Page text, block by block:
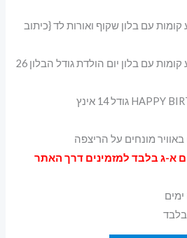
עם בלון שקוף ואורות לד {כיתוב
מעמד בלונים ארבע קומות עם בלון יום הולדת גודל הבלון 26
א-ג בלבד למזמינים דרך האתר